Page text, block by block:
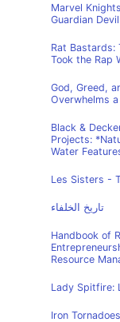
Marvel
Guardian Devil
Rat Bastards:
Took the Rap
God, Greed,
Overwhelms
Black &
Projects:
Water
Les Sisters -
تاريخ الخلفاء
Handbook of
Resource
Lady Spitfire:
Iron